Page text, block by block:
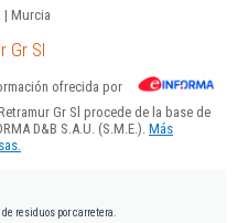
| Murcia
Gr Sl
ofrecida por
Gr Sl procede de la base de
D&B S.A.U. (S.M.E.). Más
residuos por carretera.